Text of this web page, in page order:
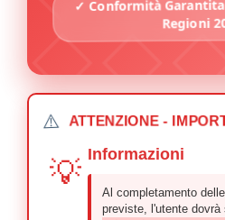
✓ Conformità
Regioni
⚠️ ATTENZIONE -
💡 Informazioni
Al completamento
previste, l'utente dovrà